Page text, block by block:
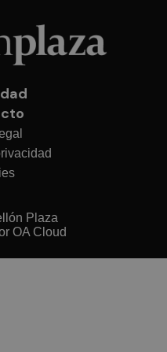
Plaza
OA Cloud